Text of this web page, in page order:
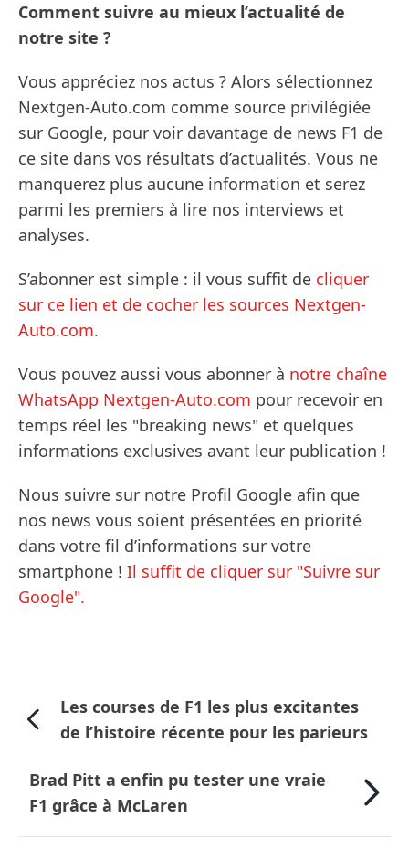
Comment suivre au mieux l’actualité de
notre site ?
Vous appréciez nos actus ? Alors sélectionnez
Nextgen-Auto.com comme source privilégiée
sur Google, pour voir davantage de news F1 de
ce site dans vos résultats d’actualités. Vous ne
manquerez plus aucune information et serez
parmi les premiers à lire nos interviews et
analyses.
S’abonner est simple : il vous suffit de cliquer
sur ce lien et de cocher les sources Nextgen-
Auto.com.
Vous pouvez aussi vous abonner à notre chaîne
WhatsApp Nextgen-Auto.com pour recevoir en
temps réel les "breaking news" et quelques
informations exclusives avant leur publication !
Nous suivre sur notre Profil Google afin que
nos news vous soient présentées en priorité
dans votre fil d’informations sur votre
smartphone ! Il suffit de cliquer sur "Suivre sur
Google".
Les courses de F1 les plus excitantes
de l’histoire récente pour les parieurs
Brad Pitt a enfin pu tester une vraie
F1 grâce à McLaren